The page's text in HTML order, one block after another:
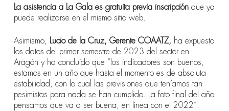
La asistencia a La Gala es gratuita previa inscripciónque ya
puede realizarse en el mismo sitio web.
Asimismo, Lucio de la Cruz, Gerente COAATZ, ha expuesto
los datos del primer semestre de 2023 del sector en
Aragón y ha concluido que “los indicadores son buenos,
estamos en un año que hasta el momento es de absoluta
estabilidad, con lo cual las previsiones que teníamos tan
pesimistas para nada se han cumplido. La foto final del año
pensamos que va a ser buena, en línea con el 2022”.